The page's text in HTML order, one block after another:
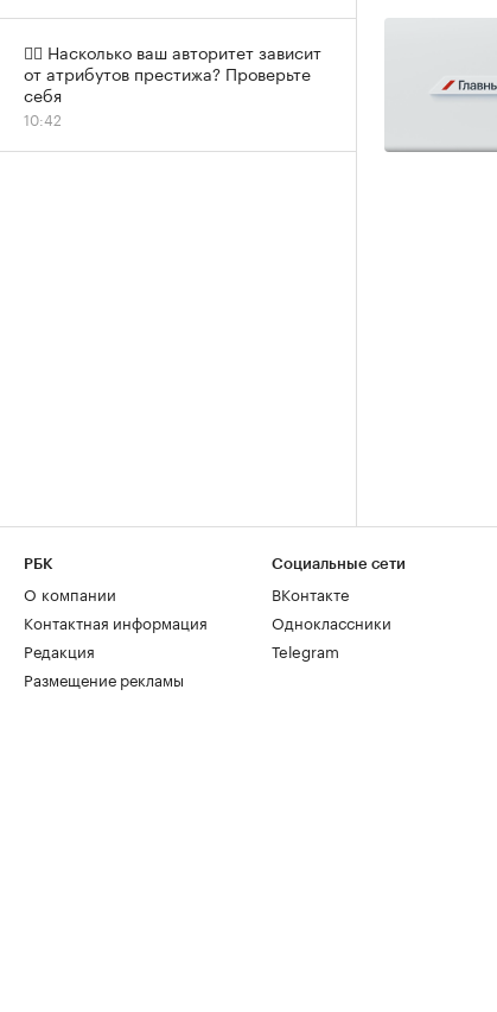
✍🏻 Насколько ваш авторитет зависит
от атрибутов престижа? Проверьте
себя
10:42
РБК
О компании
Контактная информация
Редакция
Размещение рекламы
Социальные сети
ВКонтакте
Одноклассники
Telegram